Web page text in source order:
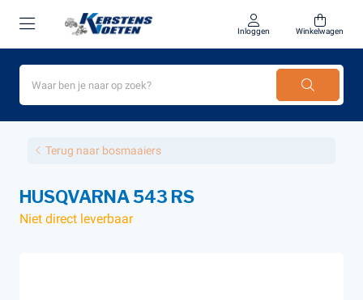
Inloggen Winkelwagen
Terug naar bosmaaiers
HUSQVARNA 543 RS
Niet direct leverbaar